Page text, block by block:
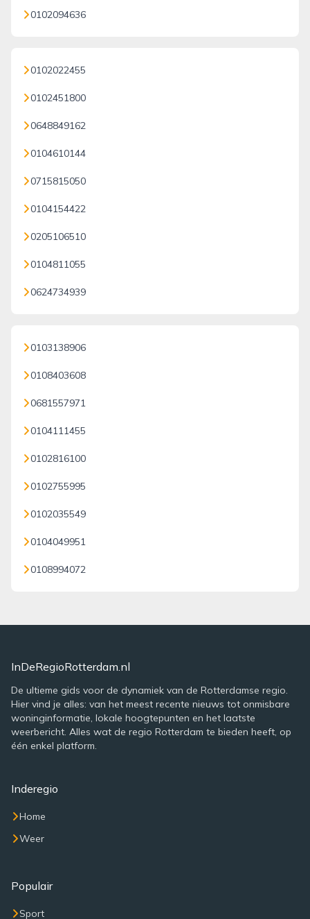
0102094636
0102022455
0102451800
0648849162
0104610144
0715815050
0104154422
0205106510
0104811055
0624734939
0103138906
0108403608
0681557971
0104111455
0102816100
0102755995
0102035549
0104049951
0108994072
InDeRegioRotterdam.nl
De ultieme gids voor de dynamiek van de Rotterdamse regio.
Hier vind je alles: van het meest recente nieuws tot onmisbare
woninginformatie, lokale hoogtepunten en het laatste
weerbericht. Alles wat de regio Rotterdam te bieden heeft, op
één enkel platform.
Inderegio
Home
Weer
Populair
Sport